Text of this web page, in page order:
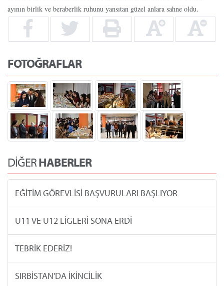
ayının birlik ve beraberlik ruhunu yansıtan güzel anlara sahne oldu.
FOTOĞRAFLAR
DİĞERHABERLER
EĞİTİM GÖREVLİSİ BAŞVURULARI BAŞLIYOR
U11 VE U12 LİGLERİ SONA ERDİ
TEBRİK EDERİZ!
SIRBİSTAN'DA İKİNCİLİK